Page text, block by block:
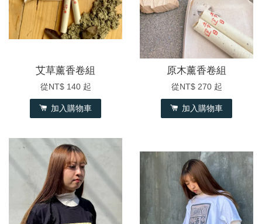
艾草薰香卷組
從NT$ 140 起
加入購物車
原木薰香卷組
從NT$ 270 起
加入購物車